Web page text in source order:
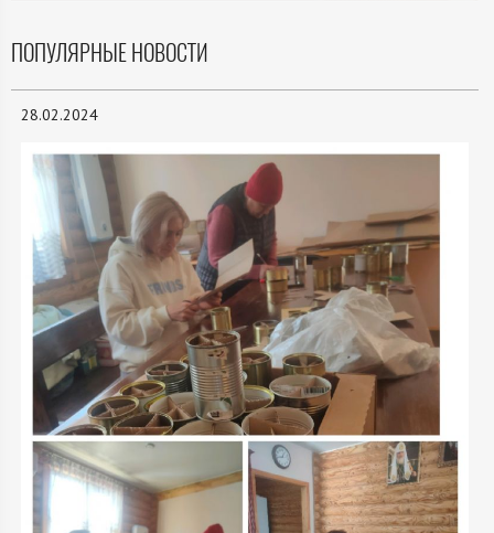
ПОПУЛЯРНЫЕ НОВОСТИ
28.02.2024